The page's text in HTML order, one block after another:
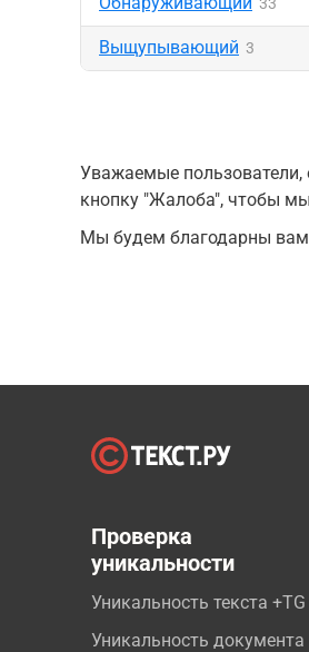
Выщупывающий 3
Уважаемые пользователи,
кнопку "Жалоба", чтобы
Мы будем благодарны вам
Проверка
уникальности
Уникальность текста +TG
Уникальность документа